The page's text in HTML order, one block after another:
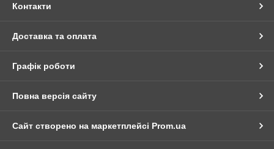
Контакти
Доставка та оплата
Графік роботи
Повна версія сайту
Сайт створено на маркетплейсі Prom.ua